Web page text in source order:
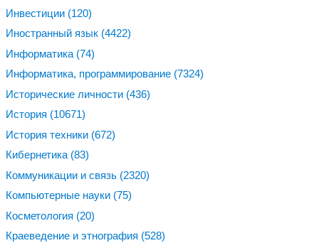
Инвестиции (120)
Иностранный язык (4422)
Информатика (74)
Информатика, программирование (7324)
Исторические личности (436)
История (10671)
История техники (672)
Кибернетика (83)
Коммуникации и связь (2320)
Компьютерные науки (75)
Косметология (20)
Краеведение и этнография (528)